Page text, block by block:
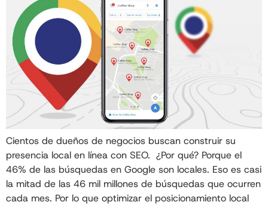
Cientos de dueños de negocios buscan construir su
presencia local en línea con SEO. ¿Por qué? Porque el
46% de las búsquedas en Google son locales. Eso es casi
la mitad de las 46 mil millones de búsquedas que ocurren
cada mes. Por lo que optimizar el posicionamiento local